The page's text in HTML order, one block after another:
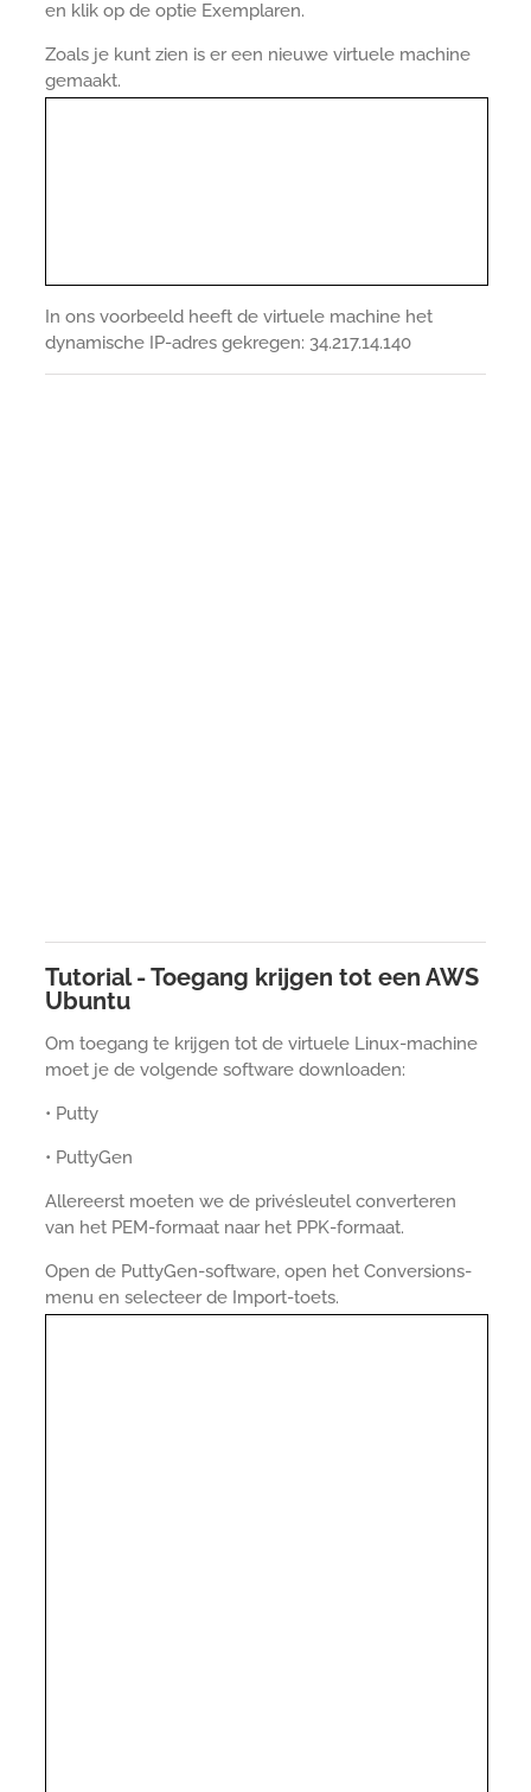
en klik op de optie Exemplaren.
Zoals je kunt zien is er een nieuwe virtuele machine
gemaakt.
In ons voorbeeld heeft de virtuele machine het
dynamische IP-adres gekregen: 34.217.14.140
Tutorial - Toegang krijgen tot een AWS
Ubuntu
Om toegang te krijgen tot de virtuele Linux-machine
moet je de volgende software downloaden:
• Putty
• PuttyGen
Allereerst moeten we de privésleutel converteren
van het PEM-formaat naar het PPK-formaat.
Open de PuttyGen-software, open het Conversions-
menu en selecteer de Import-toets.